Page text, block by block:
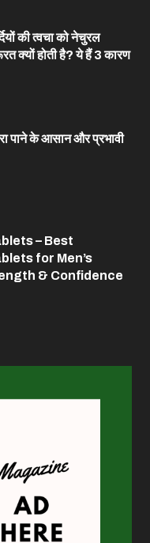
की त्वचा को नेचुरल
क्यों होती है? ये हैं 3 कारण
पाने के आसान और प्रभावी
– Best
for Men’s
& Confidence